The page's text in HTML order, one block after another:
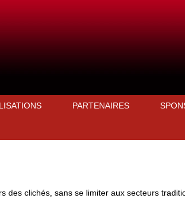
PARTENAIRES
clichés, sans se limiter aux secteurs